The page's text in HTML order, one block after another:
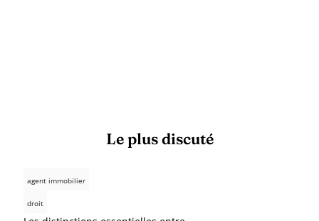
Le plus discuté
agent immobilier
droit